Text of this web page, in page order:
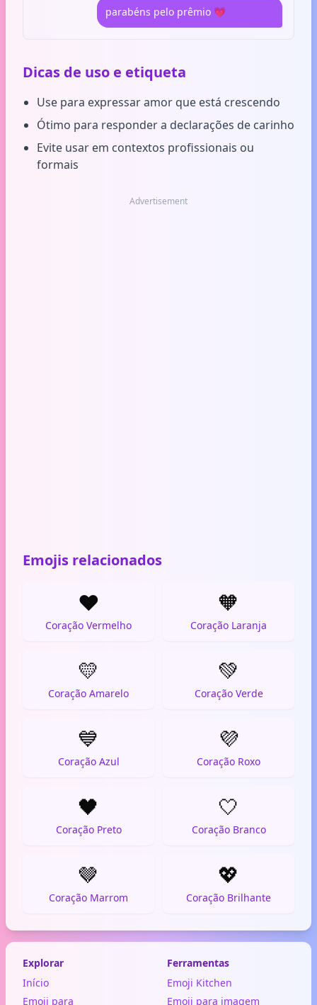
parabéns pelo prêmio 💗
Dicas de uso e etiqueta
Use para expressar amor que está crescendo
Ótimo para responder a declarações de carinho
Evite usar em contextos profissionais ou
formais
Advertisement
Emojis relacionados
❤️
Coração Vermelho
🧡
Coração Laranja
💛
Coração Amarelo
💚
Coração Verde
💙
Coração Azul
💜
Coração Roxo
🖤
Coração Preto
🤍
Coração Branco
🤎
Coração Marrom
💖
Coração Brilhante
Explorar
Início
Emoji para
Ferramentas
Emoji Kitchen
Emoji para imagem